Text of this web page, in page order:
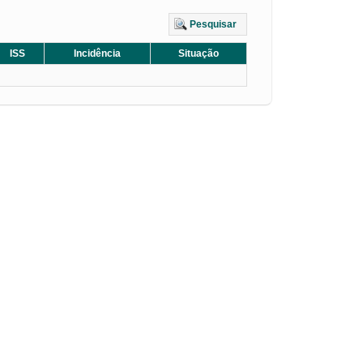
Pesquisar
ISS Incidência
Situação